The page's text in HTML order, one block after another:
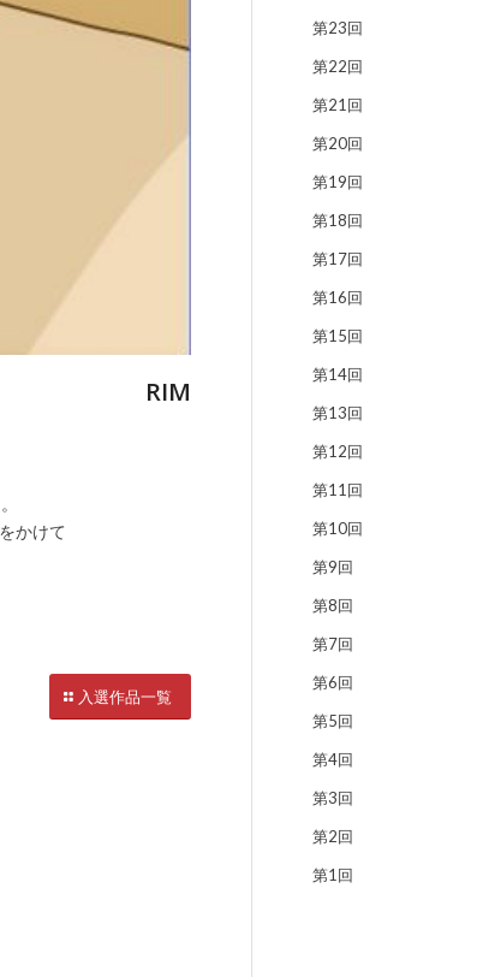
RIM
かけて
入選作品一覧
第23回
第22回
第21回
第20回
第19回
第18回
第17回
第16回
第15回
第14回
第13回
第12回
第11回
第10回
第9回
第8回
第7回
第6回
第5回
第4回
第3回
第2回
第1回